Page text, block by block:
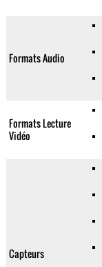
Formats Audio
Formats Lecture
Vidéo
Capteurs